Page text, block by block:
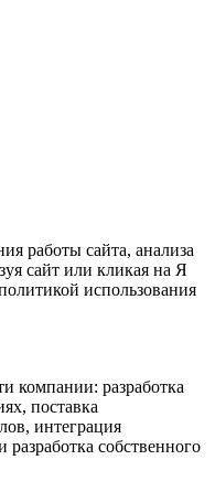
работы сайта, анализа
сайт или кликая на Я
использования
компании: разработка
поставка
интеграция
разработка собственного